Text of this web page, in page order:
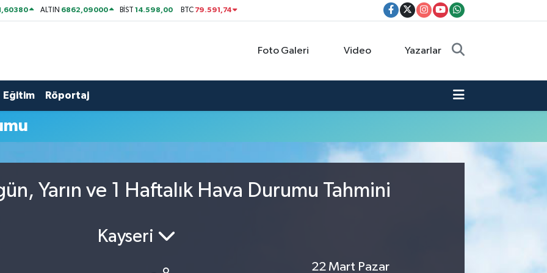
ALTIN 6862,09000 BİST14.598,00 BTC 79.591,74
Foto Galeri Video Yazarlar
Eğitim Röportaj
Yarın ve 1 Haftalık Hava Durumu Tahmini
Kayseri
22 Mart Pazar